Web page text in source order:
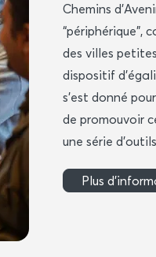
Chemins
“périphérique”,
des villes
dispositif
s’est donné
de promouvoir
une série
Plus